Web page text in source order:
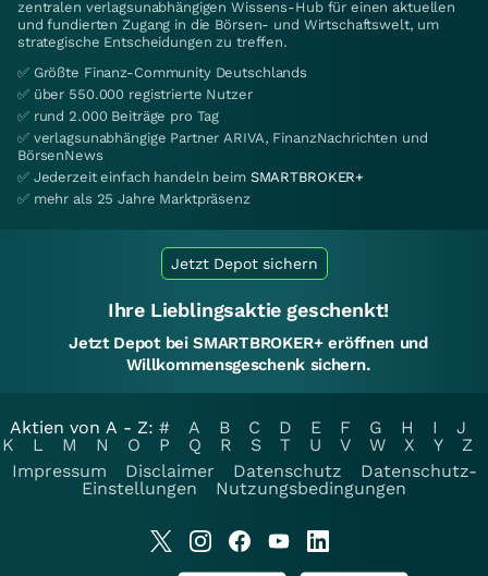
zentralen verlagsunabhängigen Wissens-Hub für einen aktuellen
und fundierten Zugang in die Börsen- und Wirtschaftswelt, um
strategische Entscheidungen zu treffen.
✅ Größte Finanz-Community Deutschlands
✅ über 550.000 registrierte Nutzer
✅ rund 2.000 Beiträge pro Tag
✅ verlagsunabhängige Partner ARIVA, FinanzNachrichten und
BörsenNews
✅ Jederzeit einfach handeln beim SMARTBROKER+
✅ mehr als 25 Jahre Marktpräsenz
Jetzt Depot sichern
Ihre Lieblingsaktie geschenkt!
Jetzt Depot bei SMARTBROKER+ eröffnen und
Willkommensgeschenk sichern.
Aktien von A - Z: # A B C D E F G H I
J
K
L M N O P Q R S T U V W X Y
Z
Impressum
Disclaimer Datenschutz
Datenschutz-
Einstellungen
Nutzungsbedingungen